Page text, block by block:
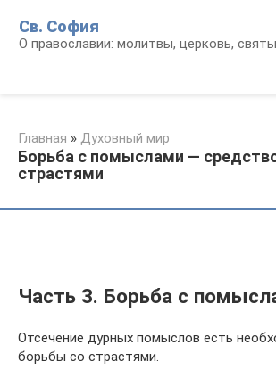
контенту
Св. София
О православии: молитвы, церковь,
Главная » Духовный мир
Борьба с помыслами —
страстями
Часть 3. Борьба с
Отсечение дурных помыслов есть
борьбы со страстями.